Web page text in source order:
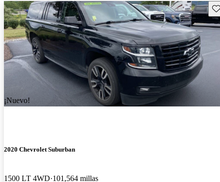
¡Nuevo!
2020 Chevrolet Suburban
1500 LT 4WD 101,564 millas